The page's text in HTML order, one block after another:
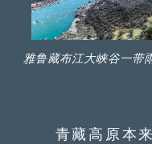
雅鲁藏布江大峡谷一带
青藏高原本来